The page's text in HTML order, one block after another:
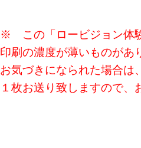
※ この「ロービジョン体
印刷の濃度が薄いものがあ
お気づきになられた場合は
１枚お送り致しますので、